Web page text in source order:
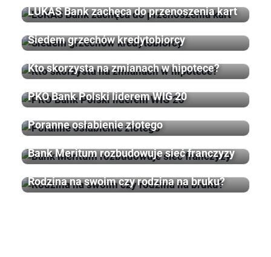
LUKAS Bank zachęca do przenoszenia kart
Siedem grzechów kredytobiorcy
Kto skorzysta na zmianach w hipotece?
PKO Bank Polski liderem WIG 20
Poranne osłabienie złotego
Bank Meritum rozbudowuje sieć franczyzy
Rodzina na swoim czy rodzina na bruku?